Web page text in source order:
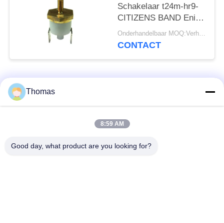
Schakelaar t24m-hr9-
CITIZENS BAND Enige
Enige Pool van
handksd301 - werp
Onderhandelbaar MOQ:Verhandelbaar
CONTACT
populaire categorieën
automatische het
Thomas
8:59 AM
Good day, what product are you looking for?